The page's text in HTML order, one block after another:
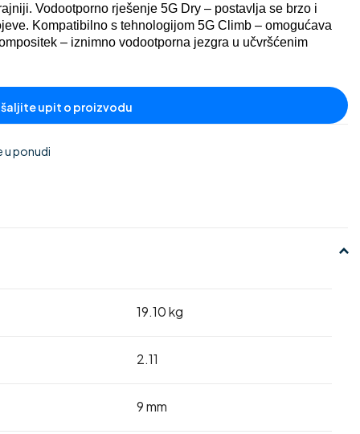
Vodootporno rješenje 5G Dry – postavlja se brzo i
Kompatibilno s tehnologijom 5G Climb – omogućava
– iznimno vodootporna jezgra u učvršćenim
u ponudi
19.10 kg
2.11
9 mm